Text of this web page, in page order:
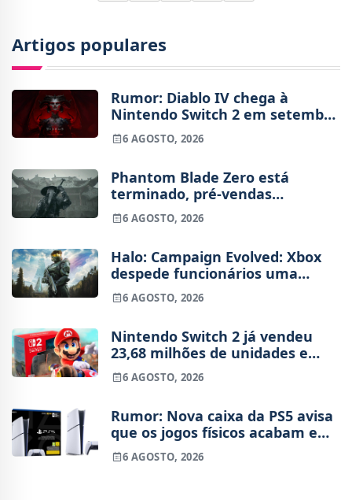
Artigos populares
Rumor: Diablo IV chega à
Nintendo Switch 2 em setembro
e vai custar o preço de um jogo
novo
6 AGOSTO, 2026
Phantom Blade Zero está
terminado, pré-vendas
começam na próxima semana
6 AGOSTO, 2026
Halo: Campaign Evolved: Xbox
despede funcionários uma
semana após o lançamento
6 AGOSTO, 2026
Nintendo Switch 2 já vendeu
23,68 milhões de unidades e
está 4 milhões à frente da
Switch original no mesmo
6 AGOSTO, 2026
Rumor: Nova caixa da PS5 avisa
que os jogos físicos acabam em
2028
6 AGOSTO, 2026